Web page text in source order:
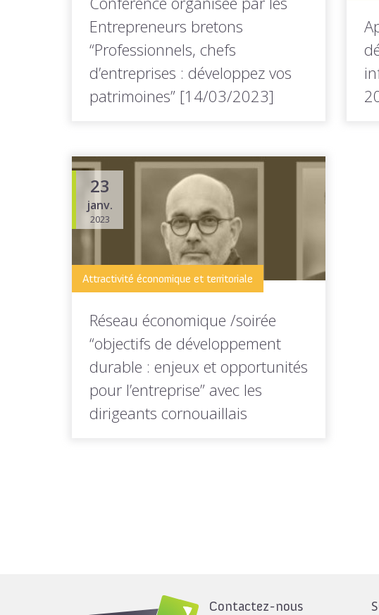
Entrepreneurs bretons
“Professionnels, chefs
d’entreprises : développez vos
patrimoines” [14/03/2023]
plaisir d'inviter les chefs d'entreprise
le mardi...
Toutes les actus de cette
23
janv.
2023
Attractivité économique et territoriale
Réseau économique /soirée
“objectifs de développement
durable : enjeux et opportunités
pour l’entreprise” avec les
dirigeants cornouaillais
Contactez-nous